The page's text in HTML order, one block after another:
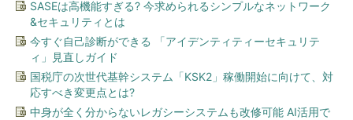
SASEは高機能すぎる? 今求められるシンプルなネットワーク
&セキュリティとは
今すぐ自己診断ができる 「アイデンティティーセキュリテ
ィ」見直しガイド
国税庁の次世代基幹システム「KSK2」稼働開始に向けて、対
応すべき変更点とは?
中身が全く分からないレガシーシステムも改修可能 AI活用で